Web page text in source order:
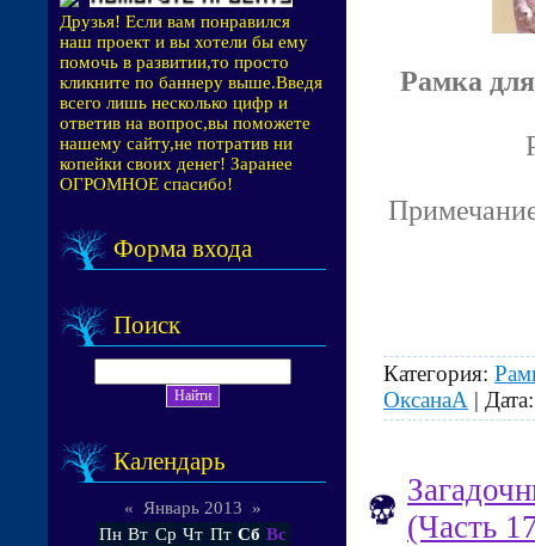
Друзья! Если вам понравился
наш проект и вы хотели бы ему
помочь в развитии,то просто
кликните по баннеру выше.Введя
всего лишь несколько цифр и
ответив на вопрос,вы поможете
нашему сайту,не потратив ни
копейки своих денег! Заранее
ОГРОМНОЕ спасибо!
Форма входа
Поиск
Календарь
« Январь 2013
»
Пн Вт Ср Чт Пт Сб Вс
Рамка
Категория:
ОксанаА |
(Часть